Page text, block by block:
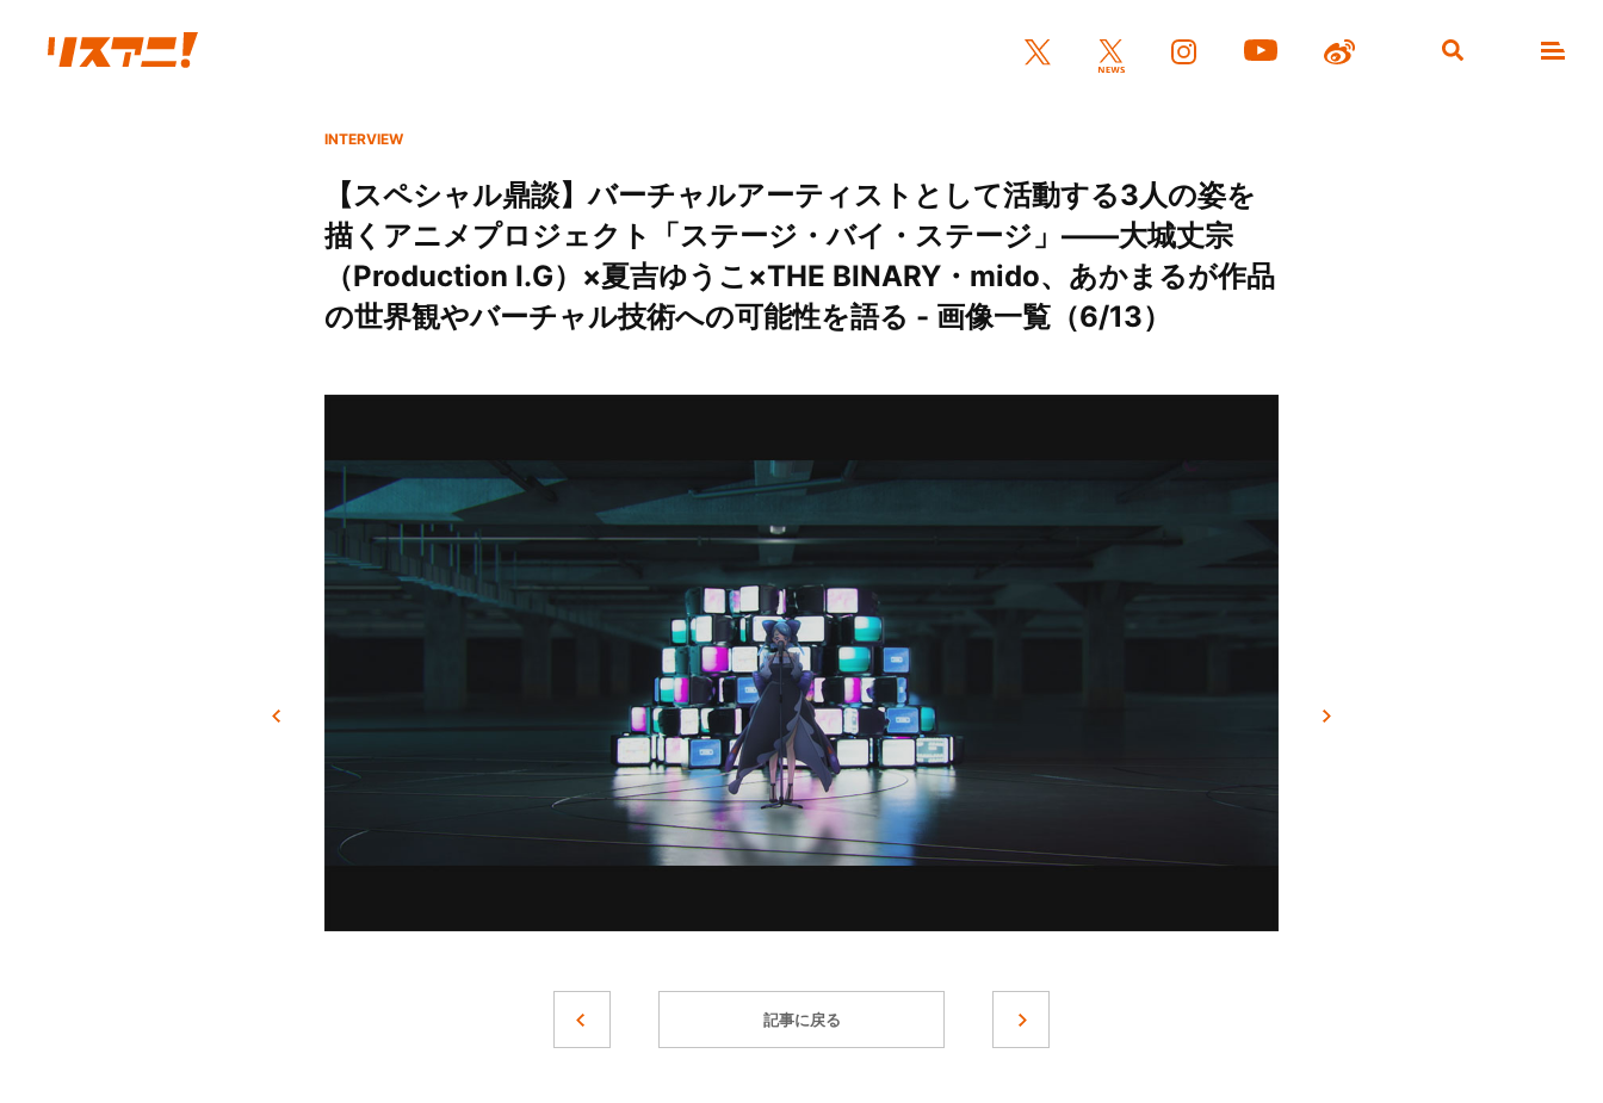
INTERVIEW
【スペシャル鼎談】バーチャルアーティストとして活動する3人の姿を
描くアニメプロジェクト「ステージ・バイ・ステージ」――大城丈宗
（Production I.G）×夏吉ゆうこ×THE BINARY・mido、あかまるが作品
の世界観やバーチャル技術への可能性を語る - 画像一覧（6/13）
記事に戻る